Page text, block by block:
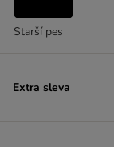
Starší pes
Extra sleva